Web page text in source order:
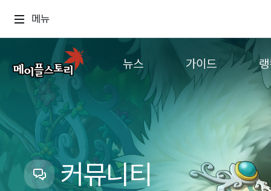
메뉴
뉴스
업데이트
이벤트
캐시샵 공지
메이플 알림판
with maple
가이드
추가정보
컨텐
커뮤니티